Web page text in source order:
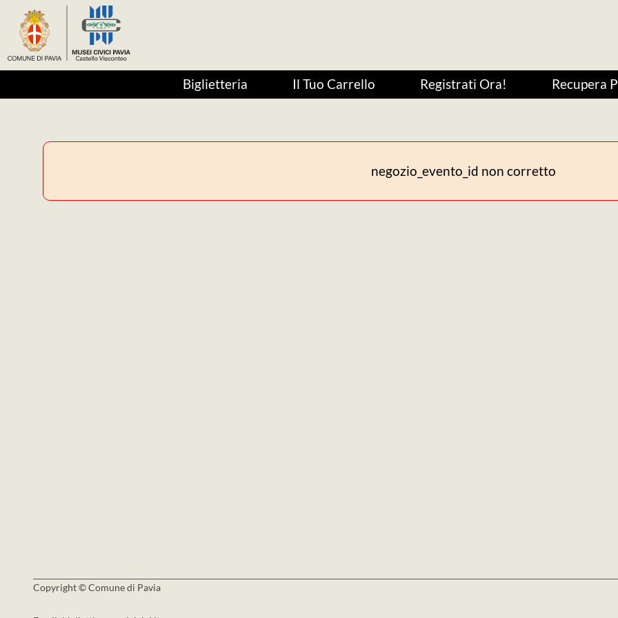
Biglietteria Il Tuo Carrello Registrati Ora! Recupera
negozio_evento_id non corretto
Copyright © Comune di Pavia